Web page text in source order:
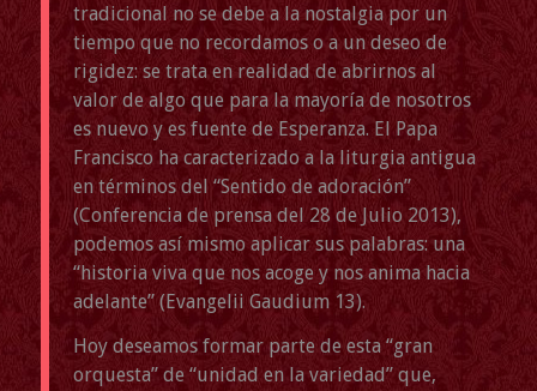
tradicional no se debe a la nostalgia por un
tiempo que no recordamos o a un deseo de
rigidez: se trata en realidad de abrirnos al
valor de algo que para la mayoría de nosotros
es nuevo y es fuente de Esperanza. El Papa
Francisco ha caracterizado a la liturgia antigua
en términos del “Sentido de adoración”
(Conferencia de prensa del 28 de Julio 2013),
podemos así mismo aplicar sus palabras: una
“historia viva que nos acoge y nos anima hacia
adelante” (Evangelii Gaudium 13).
Hoy deseamos formar parte de esta “gran
orquesta” de “unidad en la variedad” que,